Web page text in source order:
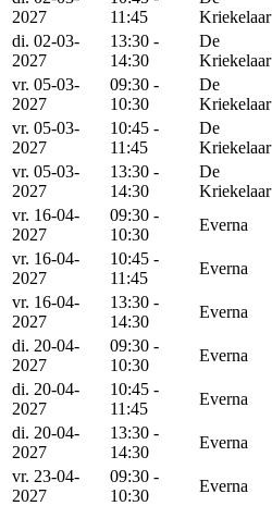
2027
11:45
Kriekelaar
di. 02-03-
2027
13:30 -
14:30
De
Kriekelaar
vr. 05-03-
2027
09:30 -
10:30
De
Kriekelaar
vr. 05-03-
2027
10:45 -
11:45
De
Kriekelaar
vr. 05-03-
2027
13:30 -
14:30
De
Kriekelaar
vr. 16-04-
2027
09:30 -
10:30
Everna
vr. 16-04-
2027
10:45 -
11:45
Everna
vr. 16-04-
2027
13:30 -
14:30
Everna
di. 20-04-
2027
09:30 -
10:30
Everna
di. 20-04-
2027
10:45 -
11:45
Everna
di. 20-04-
2027
13:30 -
14:30
Everna
vr. 23-04-
2027
09:30 -
10:30
Everna